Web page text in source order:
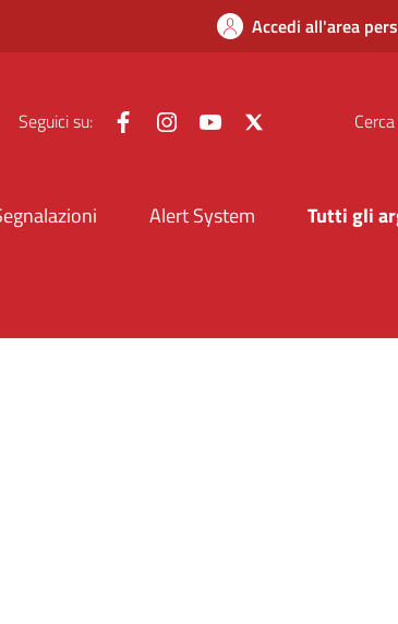
Accedi all'area
Seguici su: FacebookInstagramYouTube Cerca
Alert System Tutti gli